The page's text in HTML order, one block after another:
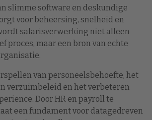
slimme software en deskundige
voor beheersing, snelheid en
salarisverwerking niet alleen
proces, maar een bron van echte
van personeelsbehoefte, het
verzuimbeleid en het verbeteren
Door HR en payroll te
een fundament voor datagedreven